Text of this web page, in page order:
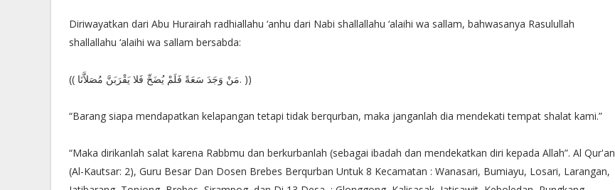
Diriwayatkan dari Abu Hurairah radhiallahu ‘anhu dari Nabi shallallahu ‘alaihi wa sallam, bahwasanya Rasulullah
shallallahu ‘alaihi wa sallam bersabda:
(( مَنْ وَجَدَ سَعَةً فَلَمْ يُضَحِّ فَلا يَقْرَبَنَّ مُصَلاَّنَا. ))
“Barang siapa mendapatkan kelapangan tetapi tidak berqurban, maka janganlah dia mendekati tempat shalat kami.”
“Maka dirikanlah salat karena Rabbmu dan berkurbanlah (sebagai ibadah dan mendekatkan diri kepada Allah”. Al Qur'an
(Al-Kautsar: 2), Guru Besar Dan Dosen Brebes Berqurban Untuk 8 Kecamatan : Wanasari, Bumiayu, Losari, Larangan,